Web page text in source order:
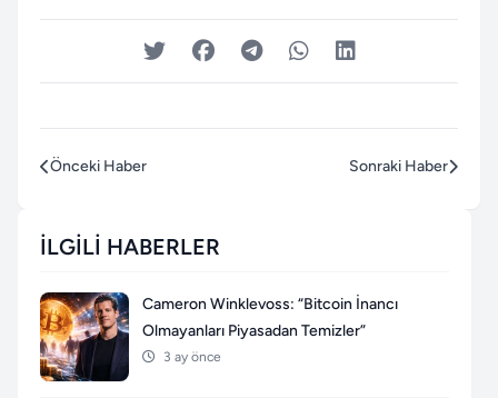
Önceki Haber Sonraki Haber
İLGILI HABERLER
Cameron Winklevoss: “Bitcoin İnancı
Olmayanları Piyasadan Temizler”
3 ay önce